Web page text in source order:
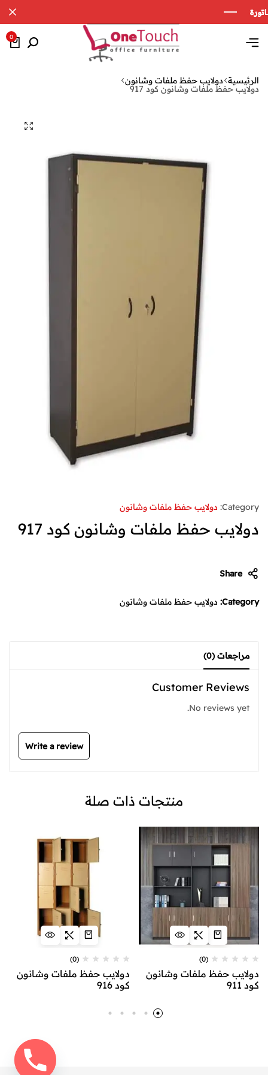
0
الرئيسية دولايب حفظ ملفات وشانون
دولايب حفظ ملفات وشانون كود 917
Category: دولايب حفظ ملفات وشانون
دولايب حفظ ملفات وشانون كود 917
Share
Category: دولايب حفظ ملفات وشانون
مراجعات (0)
Customer Reviews
No reviews yet.
Write a review
منتجات ذات صلة
(0)
دولايب حفظ ملفات وشانون
كود 911
(0)
دولايب حفظ ملفات وشانون
كود 916